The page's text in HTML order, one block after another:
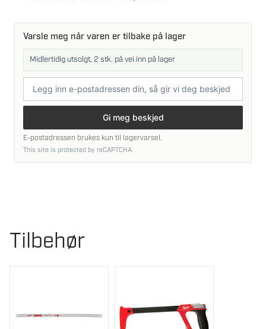
Varsle meg når varen er tilbake på lager
Midlertidig utsolgt, 2 stk. på vei inn på lager
postadresse
Gi meg beskjed
E-postadressen brukes kun til lagervarsel.
This site is protected by reCAPTCHA.
Tilbehør